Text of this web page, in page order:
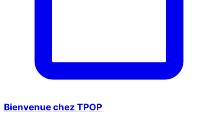
Bienvenue chez TPOP